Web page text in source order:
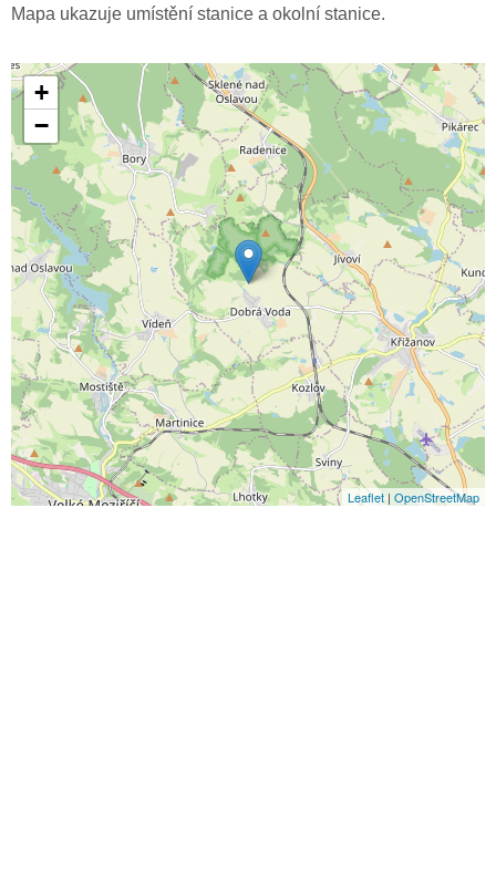
Mapa ukazuje umístění stanice a okolní stanice.
+
−
Leaflet | OpenStreetMap